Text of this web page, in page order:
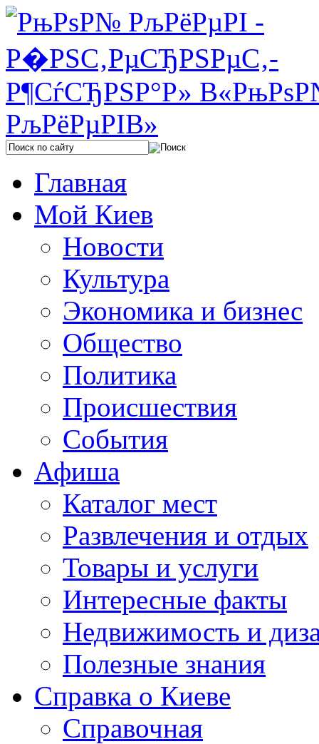
Главная
Мой Киев
Новости
Культура
Экономика и бизнес
Общество
Политика
Происшествия
События
Афиша
Каталог мест
Развлечения и отдых
Товары и услуги
Интересные факты
Недвижимость и
Полезные знания
Справка о Киеве
Справочная